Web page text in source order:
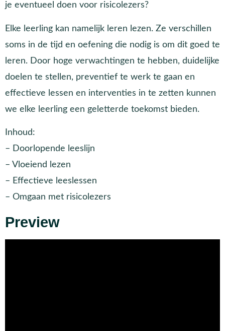
je eventueel doen voor risicolezers?
Elke leerling kan namelijk leren lezen. Ze verschillen
soms in de tijd en oefening die nodig is om dit goed te
leren. Door hoge verwachtingen te hebben, duidelijke
doelen te stellen, preventief te werk te gaan en
effectieve lessen en interventies in te zetten kunnen
we elke leerling een geletterde toekomst bieden.
Inhoud:
– Doorlopende leeslijn
– Vloeiend lezen
– Effectieve leeslessen
– Omgaan met risicolezers
Preview